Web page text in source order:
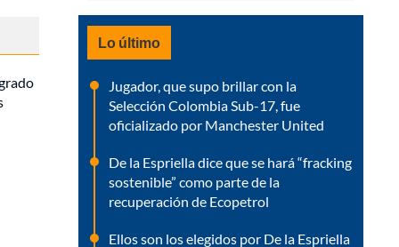
Lo último
Jugador, que supo brillar con la
Selección Colombia Sub-17, fue
oficializado por Manchester United
De la Espriella dice que se hará “fracking
sostenible” como parte de la
recuperación de Ecopetrol
Ellos son los elegidos por De la Espriella